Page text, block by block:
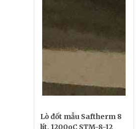
Lò đốt mẫu Saftherm 8
lít, 1200oC STM-8-12